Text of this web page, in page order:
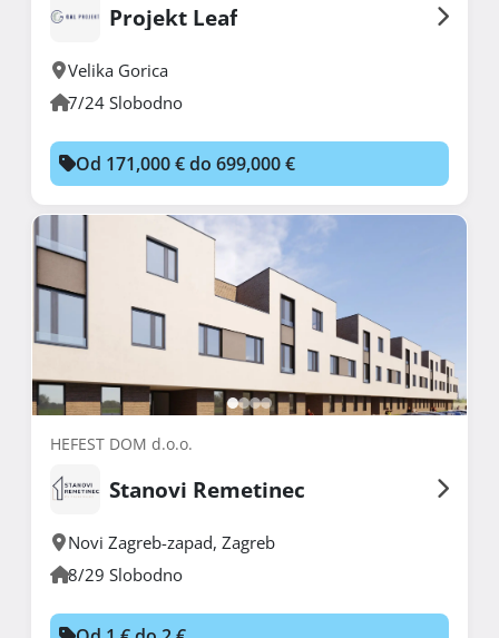
Projekt Leaf
Velika Gorica
7/24 Slobodno
Od 171,000 € do 699,000 €
HEFEST DOM d.o.o.
Stanovi Remetinec
Novi Zagreb-zapad, Zagreb
8/29 Slobodno